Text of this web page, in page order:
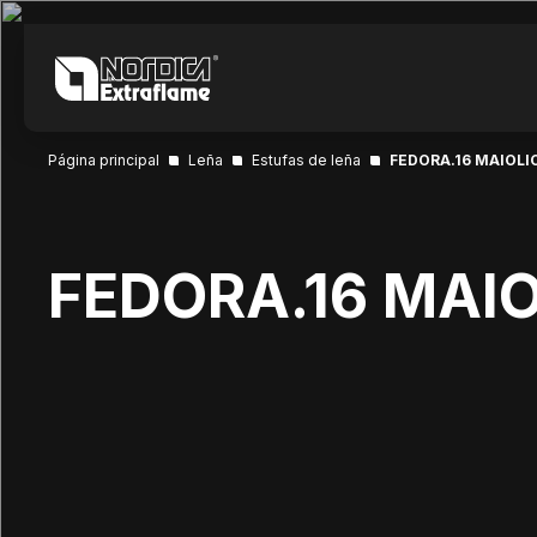
Página principal Leña Estufas de leña FEDORA.16
FEDORA.16